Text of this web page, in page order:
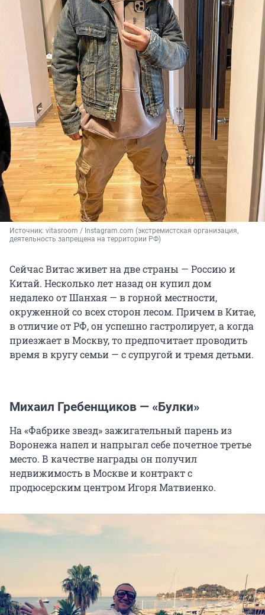
Источник: vitasroom / Instagram.com (экстремистская организация,
деятельность запрещена на территории РФ)
Сейчас Витас живет на две страны — Россию и
Китай. Несколько лет назад он купил дом
недалеко от Шанхая — в горной местности,
окруженной со всех сторон лесом. Причем в Китае,
в отличие от РФ, он успешно гастролирует, а когда
приезжает в Москву, то предпочитает проводить
время в кругу семьи — с супругой и тремя детьми.
Михаил Гребенщиков — «Булки»
На «Фабрике звезд» зажигательный парень из
Воронежа напел и напрыгал себе почетное третье
место. В качестве награды он получил
недвижимость в Москве и контракт с
продюсерским центром Игоря Матвиенко.